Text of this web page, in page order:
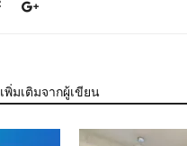
เพิ่มเติมจากผู้เขียน